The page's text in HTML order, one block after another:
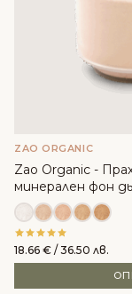
ZAO ORGANIC
Zao Organic -
минерален фон
18.66 € / 36.50 лв.